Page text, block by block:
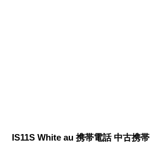
IS11S White au 携帯電話中古携帯